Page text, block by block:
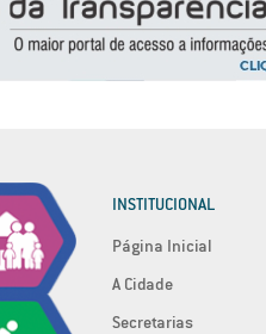
INSTITUCIONAL
Página Inicial
A Cidade
Secretarias